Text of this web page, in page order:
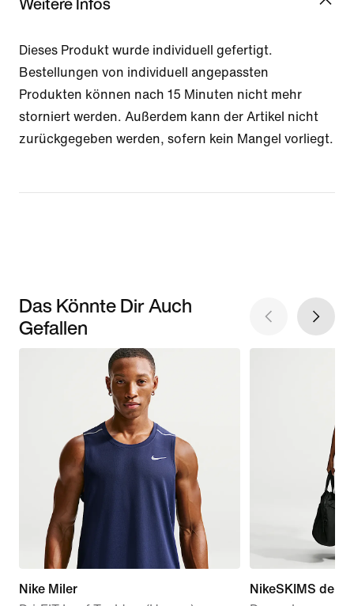
Dieses Produkt wurde individuell gefertigt.
Bestellungen von individuell angepassten
Produkten können nach 15 Minuten nicht mehr
storniert werden. Außerdem kann der Artikel nicht
zurückgegeben werden, sofern kein Mangel vorliegt.
Das Könnte Dir Auch
Gefallen
Nike Miler
NikeSKIMS